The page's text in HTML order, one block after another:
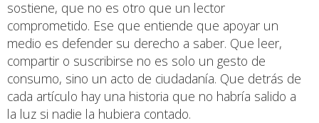
sostiene, que no es otro que un lector
comprometido. Ese que entiende que apoyar un
medio es defender su derecho a saber. Que leer,
compartir o suscribirse no es solo un gesto de
consumo, sino un acto de ciudadanía. Que detrás de
cada artículo hay una historia que no habría salido a
la luz si nadie la hubiera contado.